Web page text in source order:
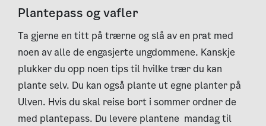
Plantepass og vafler
Ta gjerne en titt på trærne og slå av en prat med
noen av alle de engasjerte ungdommene. Kanskje
plukker du opp noen tips til hvilke trær du kan
plante selv. Du kan også plante ut egne planter på
Ulven. Hvis du skal reise bort i sommer ordner de
med plantepass. Du levere plantene mandag til